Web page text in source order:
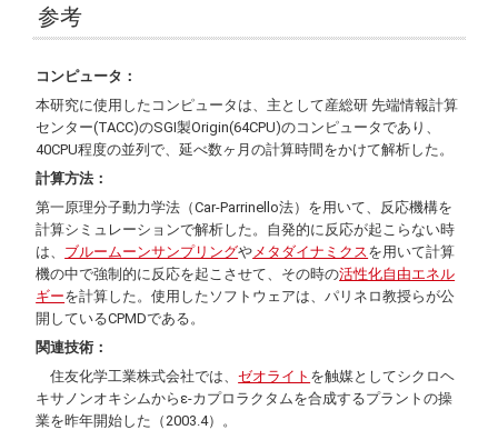
参考
コンピュータ：
本研究に使用したコンピュータは、主として産総研 先端情報計算
センター(TACC)のSGI製Origin(64CPU)のコンピュータであり、
40CPU程度の並列で、延べ数ヶ月の計算時間をかけて解析した。
計算方法：
第一原理分子動力学法（Car-Parrinello法）を用いて、反応機構を
計算シミュレーションで解析した。自発的に反応が起こらない時
は、 ブルームーンサンプリングや メタダイナミクス を用いて計算
機の中で強制的に反応を起こさせて、その時の活性化自由エネル
ギーを計算した。使用したソフトウェアは、パリネロ教授らが公
開しているCPMDである。
関連技術：
住友化学工業株式会社では、ゼオライト を触媒としてシクロヘ
キサノンオキシムからε-カプロラクタムを合成するプラントの操
業を昨年開始した（2003.4）。